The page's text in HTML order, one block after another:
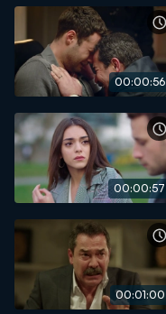
00:00:56
00:00:57
00:01:00